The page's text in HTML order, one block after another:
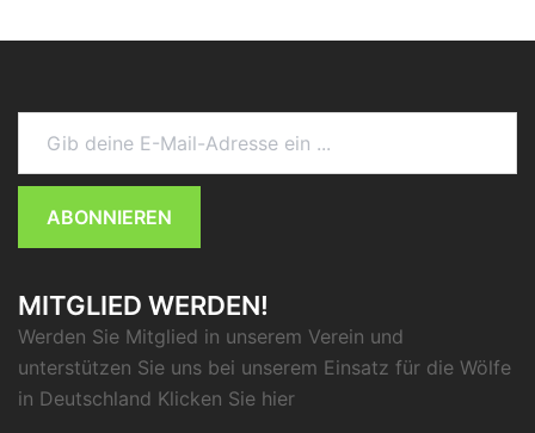
Gib deine E-Mail-Adresse ein ...
ABONNIEREN
MITGLIED WERDEN!
Werden Sie Mitglied in unserem Verein und
unterstützen Sie uns bei unserem Einsatz für die Wölfe
in Deutschland Klicken Sie hier